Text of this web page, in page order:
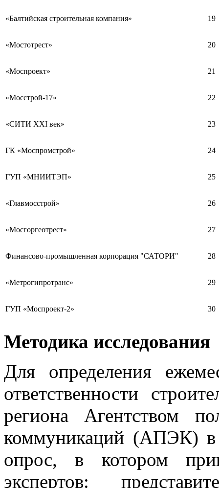
«Балтийская строительная компания» 19
«Мостотрест» 20
«Моспроект» 21
«Мосстрой-17» 22
«СИТИ XXI век» 23
ГК «Моспромстрой» 24
ГУП «МНИИТЭП» 25
«Главмосстрой» 26
«Мосгоргеотрест» 27
Финансово-промышленная корпорация "САТОРИ" 28
«Метрогипротранс» 29
ГУП «Моспроект-2» 30
Методика исследования
Для определения
ответственности
региона Агентством
коммуникаций (АПЭК) в
опрос, в котором
экспертов: